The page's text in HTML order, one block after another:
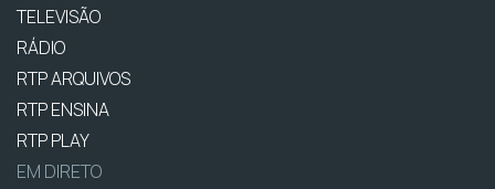
TELEVISÃO
RÁDIO
RTP ARQUIVOS
RTP ENSINA
RTP PLAY
EM DIRETO